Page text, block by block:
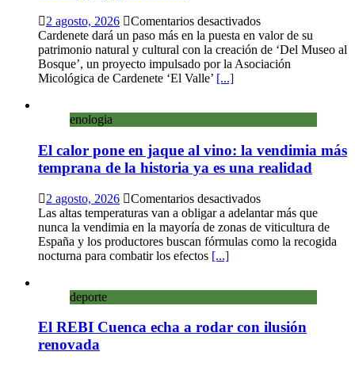
2 agosto, 2026 Comentarios desactivadosen
Cardenete
convierte
sus
aire
libre
con
innovadora
ruta
sobre
micología
Cardenete dará un paso más en la puesta en valor de su
patrimonio natural y cultural con la creación de ‘Del Museo al
Bosque’, un proyecto impulsado por la Asociación
Micológica de Cardenete ‘El Valle’ [...]
enologia
El calor pone en jaque al vino: la vendimia más
temprana de la historia ya es una realidad
2 agosto, 2026 Comentarios desactivadosen
El
calor
pone
vendimia
Las altas temperaturas van a obligar a adelantar más que
nunca la vendimia en la mayoría de zonas de viticultura de
España y los productores buscan fórmulas como la recogida
nocturna para combatir los efectos [...]
deporte
El REBI Cuenca echa a rodar con ilusión
renovada